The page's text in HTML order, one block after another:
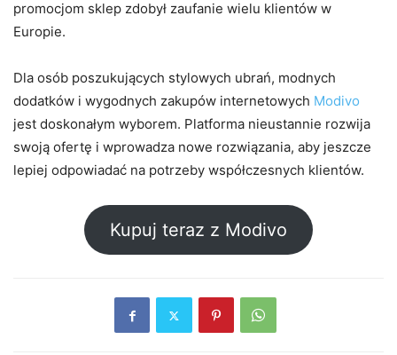
promocjom sklep zdobył zaufanie wielu klientów w
Europie.
Dla osób poszukujących stylowych ubrań, modnych
dodatków i wygodnych zakupów internetowych Modivo
jest doskonałym wyborem. Platforma nieustannie rozwija
swoją ofertę i wprowadza nowe rozwiązania, aby jeszcze
lepiej odpowiadać na potrzeby współczesnych klientów.
Kupuj teraz z Modivo